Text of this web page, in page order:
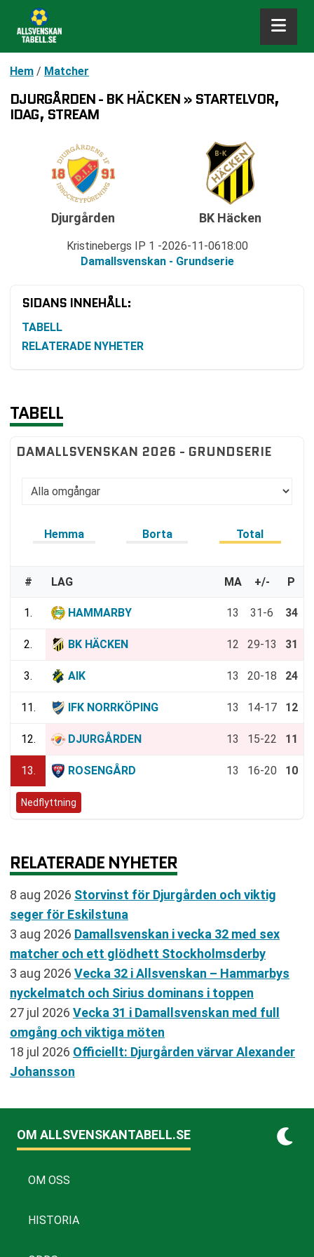
Hem / Matcher
DJURGÅRDEN - BK HÄCKEN » STARTELVOR,
IDAG, STREAM
Djurgården
Kristinebergs IP 1 2026-11-0618:00
Damallsvenskan - Grundserie
BK Häcken
SIDANS INNEHÅLL:
TABELL
RELATERADE NYHETER
TABELL
DAMALLSVENSKAN 2026 - GRUNDSERIE
Hemma Borta Total
# LAG MA +/- P
1. HAMMARBY 13 31-6 34
2. BK HÄCKEN 12 29-13 31
3. AIK 13 20-18 24
11. IFK NORRKÖPING 13 14-17 12
12. DJURGÅRDEN 13 15-22 11
13. ROSENGÅRD 13 16-20 10
Nedflyttning
RELATERADE NYHETER
8 aug 2026 Storvinst för Djurgården och viktig
seger för Eskilstuna
3 aug 2026 Damallsvenskan i vecka 32 med sex
matcher och ett glödhett Stockholmsderby
3 aug 2026 Vecka 32 i Allsvenskan – Hammarbys
nyckelmatch och Sirius dominans i toppen
27 jul 2026 Vecka 31 i Damallsvenskan med full
omgång och viktiga möten
18 jul 2026 Officiellt: Djurgården värvar Alexander
Johansson
OM ALLSVENSKANTABELL.SE
OM OSS
HISTORIA